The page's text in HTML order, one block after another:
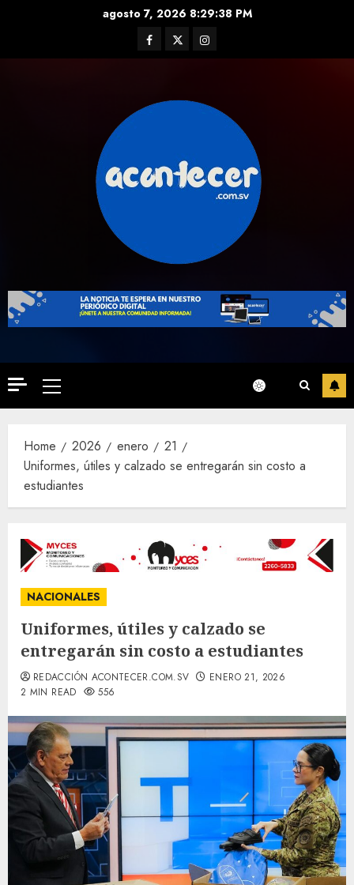
agosto 7, 2026 8:29:40 PM
Facebook
TwitterInstagram
Primary
Menu
Home 2026 enero
21
Uniformes, útiles y calzado se entregarán sin costo a
estudiantes
NACIONALES
Uniformes, útiles y calzado se
entregarán sin costo a estudiantes
REDACCIÓN ACONTECER.COM.SV
ENERO 21, 2026
2 MIN READ
556